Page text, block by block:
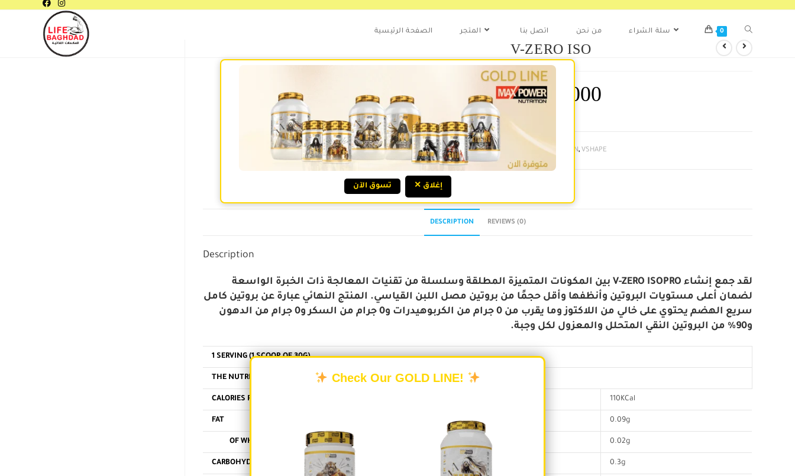
الصفحة الرئيسية المتجر اتصل بنا من نحن سلة الشراء 0
V-ZERO ISO
75.000 د.ع
Categories: PROTEIN, VSHAPE
DESCRIPTION REVIEWS (0)
Description
لقد جمع إنشاء V-ZERO ISOPRO بين المكونات المتميزة المطلقة وسلسلة من تقنيات المعالجة ذات الخبرة الواسعة
لضمان أعلى مستويات البروتين وأنظفها وأقل حجمًا من بروتين مصل اللبن القياسي. المنتج النهائي عبارة عن بروتين كامل
سريع الهضم يحتوي على خالي من اللاكتوز وما يقرب من 0 جرام من الكربوهيدرات و0 جرام من السكر و0 جرام من الدهون
و90% من البروتين النقي المتحلل والمعزول لكل وجبة.
1 SERVING (1 SCOOP OF 30G)
THE NUTRIENT CONTENT PER 1 SERVING SIZE:
CALORIES PER SERVING 110KCal
FAT 0.09g
OF WHICH SATURATED 0.02g
CARBOHYDRATES 0.3g
Check Our GOLD LINE!
تسوق الآن ✕ إغلاق